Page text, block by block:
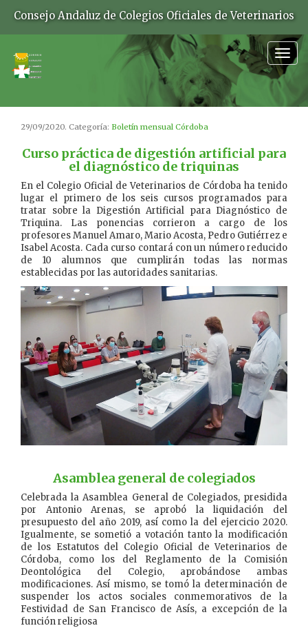
Consejo Andaluz de Colegios Oficiales de Veterinarios
29/09/2020. Categoría: Boletín mensual Córdoba
Curso práctica de digestión artificial para
el diagnóstico de triquinas
En el Colegio Oficial de Veterinarios de Córdoba ha tenido
lugar el primero de los seis cursos programados para
tratar sobre la Digestión Artificial para Diagnóstico de
Triquina. Las ponencias corrieron a cargo de los
profesores Manuel Amaro, Mario Acosta, Pedro Gutiérrez e
Isabel Acosta. Cada curso contará con un número reducido
de 10 alumnos que cumplirán todas las normas
establecidas por las autoridades sanitarias.
Asamblea general de colegiados
Celebrada la Asamblea General de Colegiados, presidida
por Antonio Arenas, se aprobó la liquidación del
presupuesto del año 2019, así como la del ejercicio 2020.
Igualmente, se sometió a votación tanto la modificación
de los Estatutos del Colegio Oficial de Veterinarios de
Córdoba, como los del Reglamento de la Comisión
Deontológica del Colegio, aprobándose ambas
modificaciones. Así mismo, se tomó la determinación de
suspender los actos sociales conmemorativos de la
Festividad de San Francisco de Asís, a excepción de la
función religiosa